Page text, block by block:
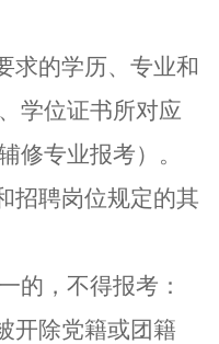
求的学历、专业和
学位证书所对应
修专业报考）。
招聘岗位规定的其
的，不得报考：
开除党籍或团籍